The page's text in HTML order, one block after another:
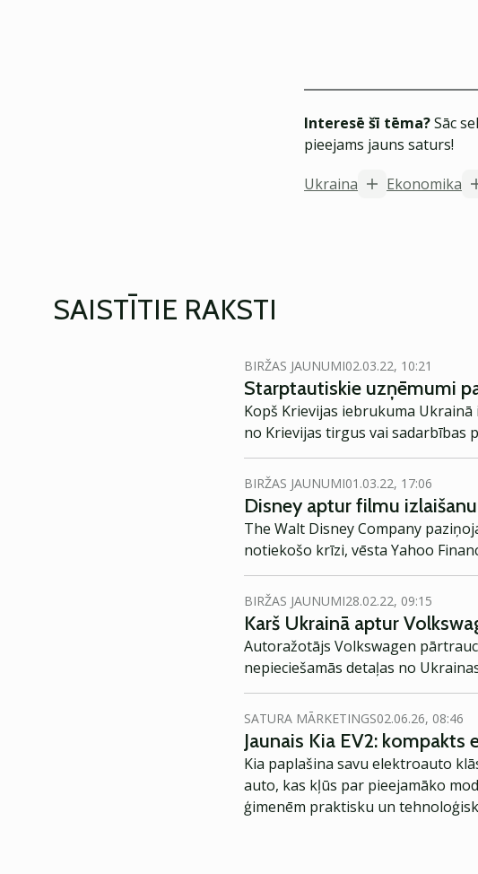
Interesē šī tēma?Sāc
pieejams jauns saturs!
Ukraina
Ekonomika
SAISTĪTIE RAKSTI
BIRŽAS JAUNUMI02.03.22, 10:21
Starptautiskie uzņēmumi
Kopš Krievijas iebrukuma
no Krievijas tirgus vai sadarbības
BIRŽAS JAUNUMI01.03.22, 17:06
Disney aptur filmu
The Walt Disney Company
notiekošo krīzi, vēsta Yahoo
BIRŽAS JAUNUMI28.02.22, 09:15
Karš Ukrainā aptur
Autoražotājs Volkswagen
nepieciešamās detaļas no
SATURA MĀRKETINGS02.06.26, 08:46
Jaunais Kia EV2:
Kia paplašina savu elektroauto
auto, kas kļūs par pieejamāko
ģimenēm praktisku un